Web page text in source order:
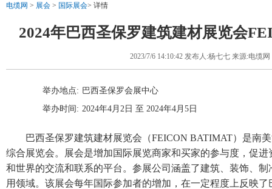
电缆网 > 展会 > 国际展会> 详情
2024年巴西圣保罗建筑建材展览会
2023/7/6 14:10:42 发布人:杨七七 来源:电缆网
举办地点: 巴西圣保罗会展中心
举办时间: 2024年4月2日 至 2024年4月5日
巴西圣保罗建筑建材展览会（FEICON BATIMAT）是南
综合展览会。展会是增加国际展览商家和买家的参与度，促
和世界的交流和联系的平台。参展公司涵盖了建筑、装饰、
用领域。该展会每年国际参加者的增加，在一定程度上反映